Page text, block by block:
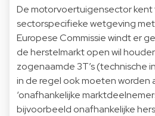
De motorvoertuigensector
sectorspecifieke wetgeving
Europese Commissie windt er
de herstelmarkt open wil
zogenaamde 3T’s (technische
in de regel ook moeten worden
‘onafhankelijke
bijvoorbeeld onafhankelijke